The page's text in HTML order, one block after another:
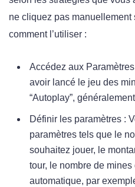
ne cliquez pas manuellement
comment l’utiliser :
Accédez aux
avoir lancé le jeu des
“Autoplay”,
Définir les paramètres :
paramètres tels que le
souhaitez jouer, le
tour, le nombre de mines
automatique, par